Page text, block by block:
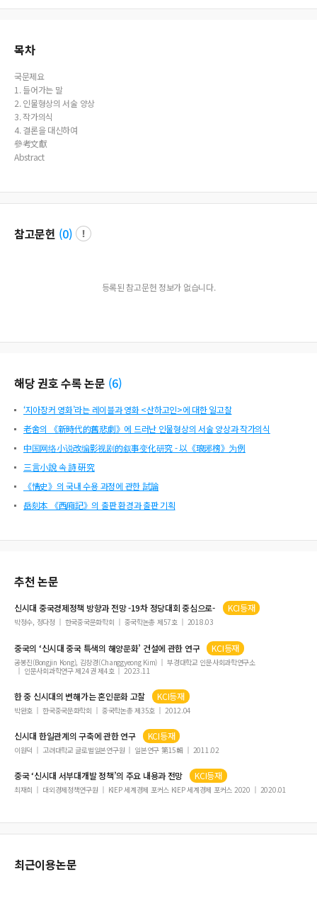
s son and took pride in his wealth. The life of his eldest son Chen Lianbo, who
g in the new age with a mask of falsehood on the face, sharply and criticize th
aracters. Anticipating a happy ending based on the comical situations and ch
aracters and the descriptions that read humor and satire, the readers faced an
unexpected tragedy at the end. It was a device to show the theme of the story
and his consciousness as a writer more intensely.
목차
국문제요
1. 들어가는 말
2. 인물형상의 서술 양상
3. 작가의식
4. 결론을 대신하여
參考文獻
Abstract
참고문헌 (0)
등록된 참고문헌 정보가 없습니다.
해당 권호 수록 논문 (6)
‘지아장커 영화’라는 레이블과 영화 <산하고인>에 대한 일고찰
老舍의 《新時代的舊悲劇》에 드러난 인물형상의 서술 양상과 작가의식
中国网络小说改编影视剧的叙事变化研究 - 以《琅琊榜》为例
三言小說 속 詩 硏究
《情史》의 국내 수용 과정에 관한 試論
岳刻本 《西廂記》의 출판 환경과 출판 기획
추천 논문
신시대 중국경제정책 방향과 전망 -19차 정당대회 중심으로- KCI등재
박정수, 정다정 한국중국문화학회 중국학논총 제57호 2018.03
중국의 ‘신시대중국 특색의 해양문화’ 건설에 관한 연구 KCI등재
공봉진(Bongjin Kong), 김창경(Changgyeong Kim)
부경대학교 인문사회과학연구소
인문사회과학연구 제24권 제4호
2023.11
한 중 신시대의 변해가는 혼인문화 고찰 KCI등재
박완호 한국중국문화학회 중국학논총 제35호 2012.04
신시대 한일관계의 구축에 관한 연구 KCI등재
이원덕 고려대학교 글로벌일본연구원 일본연구 第15輯 2011.02
중국 ‘신시대 서부대개발 정책’의 주요 내용과 전망 KCI등재
최재희 대외경제정책연구원 KIEP 세계경제 포커스 KIEP 세계경제 포커스 2020 2020.01
최근이용논문